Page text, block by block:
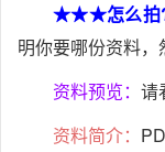
★★★怎么拍
明你要哪份资料，
资料预览： 请
资料简介：